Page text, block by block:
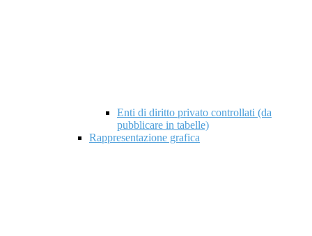
Enti di diritto privato controllati (da
pubblicare in tabelle)
Rappresentazione grafica